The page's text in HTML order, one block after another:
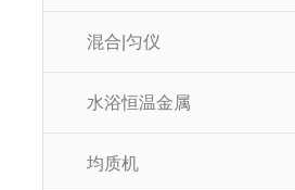
混合|匀仪
水浴恒温金属
均质机